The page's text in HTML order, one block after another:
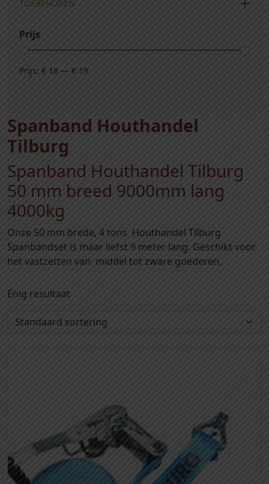
TOEBEHOREN
Prijs
Prijs: € 18 — € 19
Spanband Houthandel
Tilburg
Spanband Houthandel Tilburg
50 mm breed 9000mm lang
4000kg
Onze 50 mm brede, 4 tons Houthandel Tilburg
Spanbandset is maar liefst 9 meter lang. Geschikt voor
het vastzetten van middel tot zware goederen.
Enig resultaat